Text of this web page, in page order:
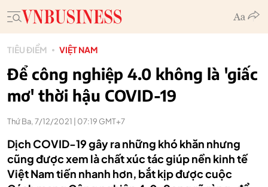
TIÊU ĐIỂM VIỆT NAM
Để công nghiệp 4.0 không là 'giấc
mơ' thời hậu COVID-19
Thứ Ba, 7/12/2021 | 07:19 GMT+7
Dịch COVID-19 gây ra những khó khăn nhưng
cũng được xem là chất xúc tác giúp nền kinh tế
Việt Nam tiến nhanh hơn, bắt kịp được cuộc